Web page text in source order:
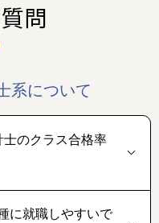
問
系について
士のクラス合格率
に就職しやすいで